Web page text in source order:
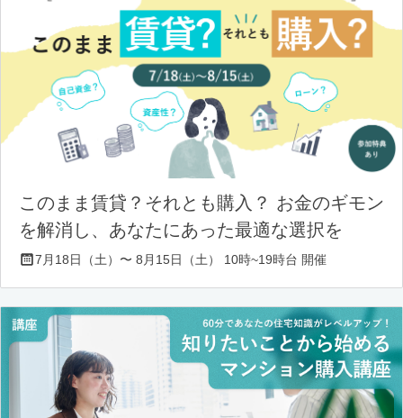
このまま賃貸？それとも購入？ お金のギモン
を解消し、あなたにあった最適な選択を
7月18日（土）〜 8月15日（土） 10時~19時台 開催